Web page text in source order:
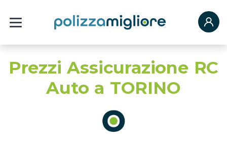
Prezzi Assicurazione RC
Auto a TORINO